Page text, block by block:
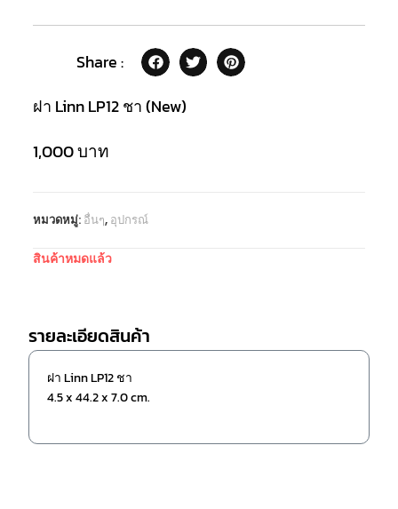
Share :
ฝา Linn LP12 ชา (New)
1,000บาท
หมวดหมู่: อื่นๆ, อุปกรณ์
สินค้าหมดแล้ว
รายละเอียดสินค้า
ฝา Linn LP12 ชา
4.5 x 44.2 x 7.0 cm.